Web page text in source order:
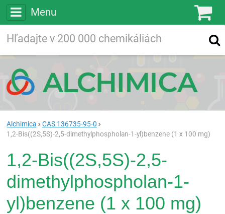
Menu
Vyhľadávanie
Alchimica
CAS 136735-95-0
1,2-Bis((2S,5S)-2,5-dimethylphospholan-1-yl)benzene (1 x 100 mg)
1,2-Bis((2S,5S)-2,5-
dimethylphospholan-1-
yl)benzene (1 x 100 mg)